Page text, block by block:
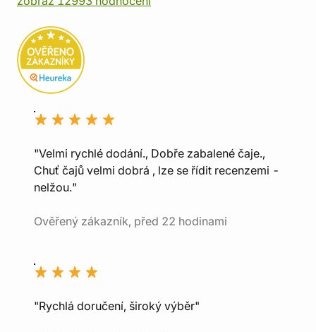
"Velmi rychlé dodání., Dobře zabalené čaje.,
Chuť čajů velmi dobrá , lze se řídit recenzemi -
nelžou."
Ověřený zákazník, před 22 hodinami
"Rychlá doručení, široký výběr"